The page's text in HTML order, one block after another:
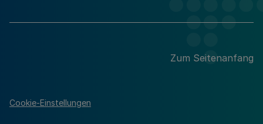
Zum Seitenanfang
Cookie-Einstellungen